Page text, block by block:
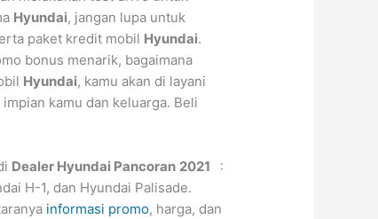
Hyundai, jangan lupa untuk
paket kredit mobil Hyundai.
bonus menarik, bagaimana
Hyundai, kamu akan di layani
kamu dan keluarga. Beli
Dealer Hyundai Pancoran 2021
:
H-1, dan Hyundai Palisade.
informasi promo, harga, dan